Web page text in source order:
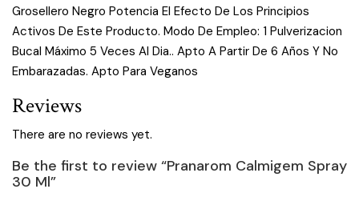
Grosellero Negro Potencia El Efecto De Los Principios
Activos De Este Producto. Modo De Empleo: 1 Pulverizacion
Bucal Máximo 5 Veces Al Dia.. Apto A Partir De 6 Años Y No
Embarazadas. Apto Para Veganos
Reviews
There are no reviews yet.
Be the first to review “Pranarom Calmigem Spray
30 Ml”